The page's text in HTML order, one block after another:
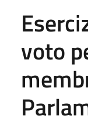
voto